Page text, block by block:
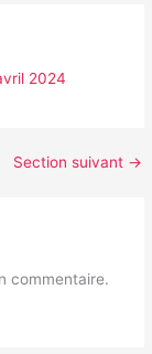
2024
Section suivant →
commentaire.